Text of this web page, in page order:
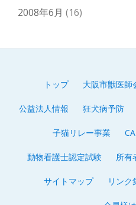
2008年6月 (16)
ニ
トップ 大阪市獣医師
公益法人情報 狂犬病予防
子猫リレー事業
動物看護士認定試験 所有
サイトマップ リンク